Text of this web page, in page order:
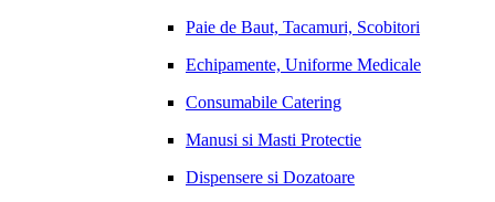
Paie de Baut, Tacamuri, Scobitori
Echipamente, Uniforme Medicale
Consumabile Catering
Manusi si Masti Protectie
Dispensere si Dozatoare